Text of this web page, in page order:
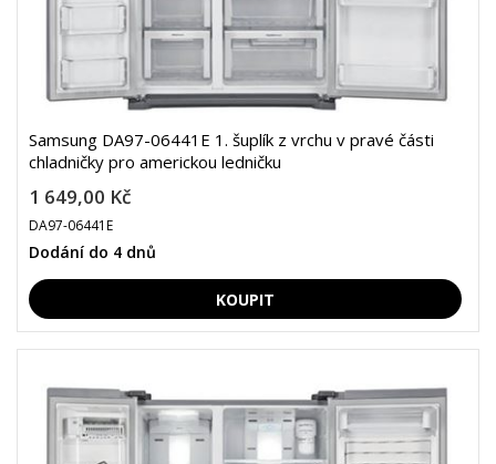
Samsung DA97-06441E 1. šuplík z vrchu v pravé části
chladničky pro americkou ledničku
1 649,00 Kč
DA97-06441E
Dodání do 4 dnů